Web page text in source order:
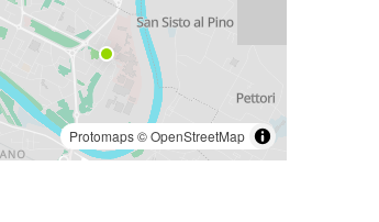
Protomaps©OpenStreetMap